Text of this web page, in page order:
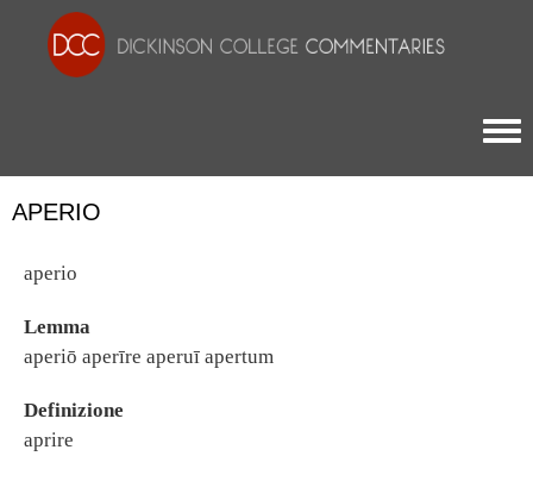
APERIO
aperio
Lemma
aperiō aperīre aperuī apertum
Definizione
aprire